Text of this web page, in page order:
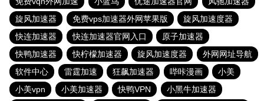
旋风加速器
免费vps加速器外网苹果版
旋风加速度器
快连加速器
快连加速器官网入口
原子加速器
快鸭加速器
快柠檬加速器 旋风加速度器
外网网址导航
软件中心
雷霆加速 狂飙加速器 哔咔漫画
小美
小美vpn
小美加速器 快鸭VPN
小黑牛加速器